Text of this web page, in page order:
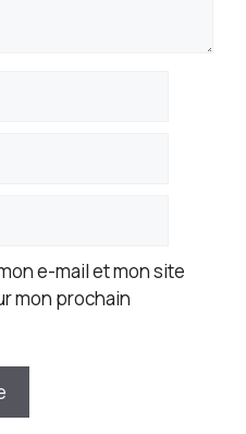
e-mail et mon site
mon prochain